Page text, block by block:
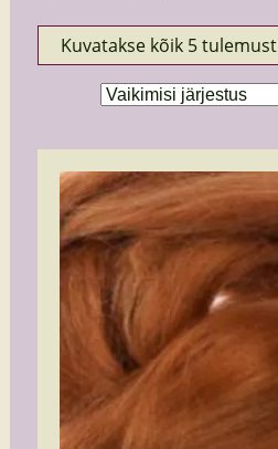
Kuvatakse kõik 5 tulemust